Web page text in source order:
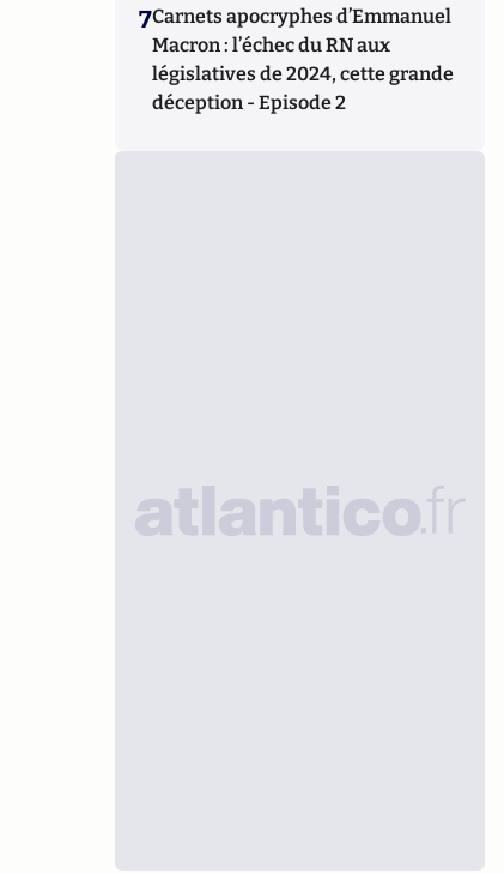
7Carnets apocryphes d’Emmanuel
Macron : l’échec du RN aux
législatives de 2024, cette grande
déception - Episode 2